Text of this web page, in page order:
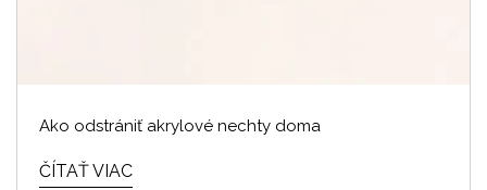
Ako odstrániť akrylové nechty doma
ČÍTAŤ VIAC